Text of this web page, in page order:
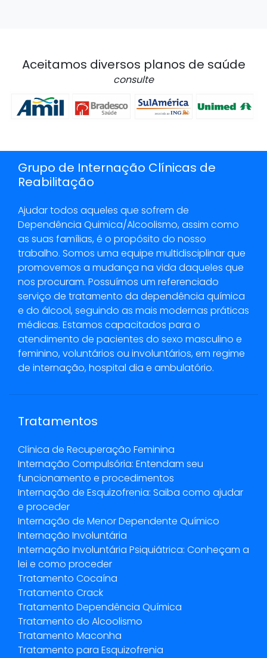
Aceitamos diversos planos de saúde
consulte
Grupo de Internação Clínicas de
Reabilitação
Ajudar todos aqueles que sofrem de
Dependência Quimica/Alcoolismo, assim como
as suas famílias, é o propósito do nosso
trabalho. Somos uma equipe multidisciplinar que
promovemos a mudança na vida daqueles que
nos procuram. Possuímos um referenciado
serviço de tratamento da dependência química
e do álcool, seguindo as mais modernas práticas
médicas. Estamos capacitados para o
atendimento de pacientes do sexo masculino e
feminino, voluntários ou involuntários, em regime
de internação, hospital dia e ambulatório.
Tratamentos
Clínica de Recuperação Feminina
Internação Compulsória: Entendam seu
funcionamento e procedimentos
Internação de Esquizofrenia: Saiba como ajudar
e proceder
Internação de Menor Dependente Químico
Internação Involuntária
Internação Involuntária Psiquiátrica: Conheçam a
lei e como proceder
Tratamento Cocaína
Tratamento Crack
Tratamento Dependência Química
Tratamento do Alcoolismo
Tratamento Maconha
Tratamento para Esquizofrenia